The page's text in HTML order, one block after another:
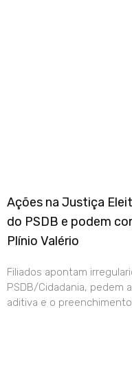
Ações na Justiça
do PSDB e podem
Plínio Valério
Filiados apontam
PSDB/Cidadania, pedem
aditiva e o